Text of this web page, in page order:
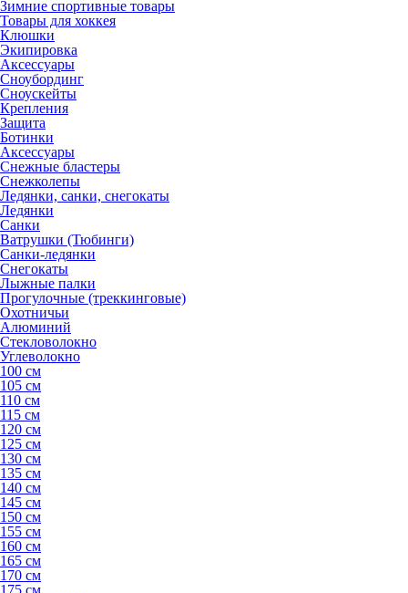
Зимние спортивные товары
Товары для хоккея
Клюшки
Экипировка
Аксессуары
Сноубординг
Сноускейты
Крепления
Защита
Ботинки
Аксессуары
Снежные бластеры
Снежколепы
Ледянки, санки, снегокаты
Ледянки
Санки
Ватрушки (Тюбинги)
Санки-ледянки
Снегокаты
Лыжные палки
Прогулочные (треккинговые)
Охотничьи
Алюминий
Стекловолокно
Углеволокно
100 см
105 см
110 см
115 см
120 см
125 см
130 см
135 см
140 см
145 см
150 см
155 см
160 см
165 см
170 см
175 см